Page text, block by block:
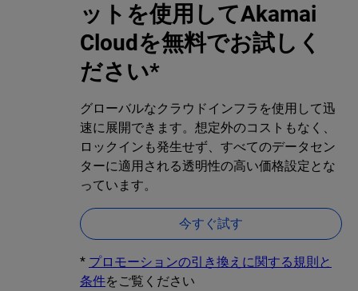
ットを使用してAkamai
Cloudを無料でお試しく
ださい*
グローバルなクラウドインフラを使用して迅
速に展開できます。想定外のコストもなく、
ロックインも発生せず、すべてのデータセン
ターに適用される透明性の高い価格設定とな
っています。
今すぐ試す
* プロモーションの引き換えに関する規則と
条件をご覧ください